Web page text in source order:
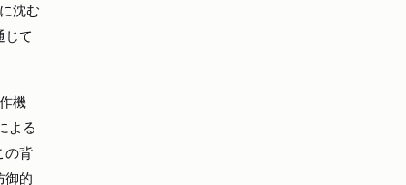
沈む
じて
機
よる
の背
御的